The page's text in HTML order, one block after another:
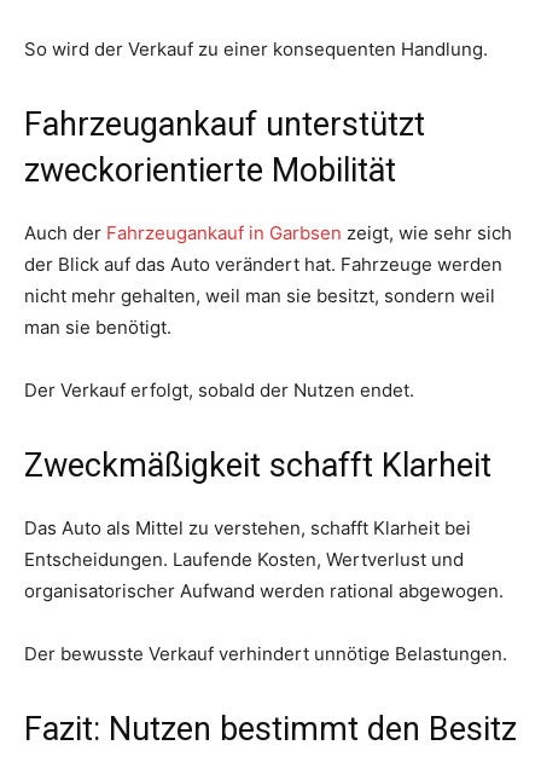
So wird der Verkauf zu einer konsequenten Handlung.
Fahrzeugankauf unterstützt
zweckorientierte Mobilität
Auch der Fahrzeugankauf in Garbsen zeigt, wie sehr sich
der Blick auf das Auto verändert hat. Fahrzeuge werden
nicht mehr gehalten, weil man sie besitzt, sondern weil
man sie benötigt.
Der Verkauf erfolgt, sobald der Nutzen endet.
Zweckmäßigkeit schafft Klarheit
Das Auto als Mittel zu verstehen, schafft Klarheit bei
Entscheidungen. Laufende Kosten, Wertverlust und
organisatorischer Aufwand werden rational abgewogen.
Der bewusste Verkauf verhindert unnötige Belastungen.
Fazit: Nutzen bestimmt den Besitz